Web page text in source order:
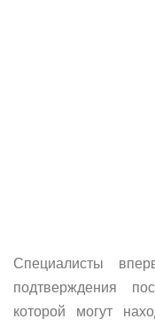
Специалисты
подтверждения
которой могут